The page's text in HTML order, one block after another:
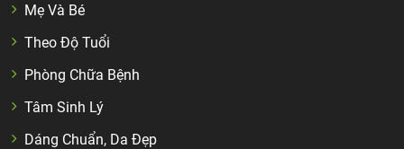
Mẹ Và Bé
Theo Độ Tuổi
Phòng Chữa Bệnh
Tâm Sinh Lý
Dáng Chuẩn, Da Đẹp